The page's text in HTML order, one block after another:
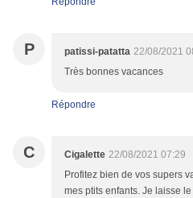
P patissi-patatta 22/08/2021
Très bonnes vacances
Répondre
C Cigalette 22/08/2021 07:29
Profitez bien de vos supers
mes ptits enfants. Je laisse